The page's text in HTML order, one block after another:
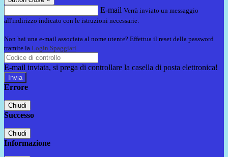
E-mail Verrà inviato un messaggio
all'indirizzo indicato con le istruzioni necessarie.
Non hai una e-mail associata al nome utente? Effettua il reset della password
tramite la Login Spaggiari
E-mail inviata, si prega di controllare la casella di posta elettronica!
Errore
Chiudi
Successo
Chiudi
Informazione